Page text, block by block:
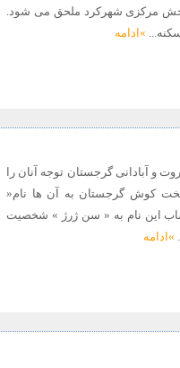
بخش مرکزی شهرکرد ملحق می شود.
»ادامه
و آبادانی گرجستان توجه آنان را
کوش گرجستان به آن ها نام«
این نام به « سن ژرژ » شخصیت
»ادامه